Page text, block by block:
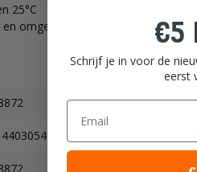
25°C
omgevingstemperatuur
€5
Schrijf je in voor de
eerst
Email